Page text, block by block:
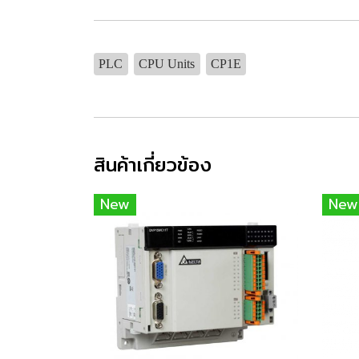
PLC CPU Units CP1E
สินค้าเกี่ยวข้อง
New New